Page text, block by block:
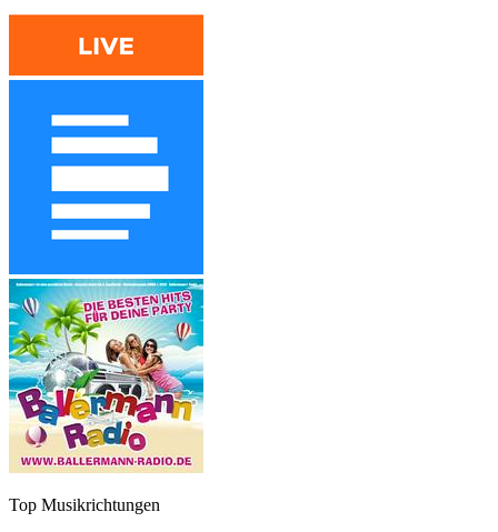
Top Musikrichtungen